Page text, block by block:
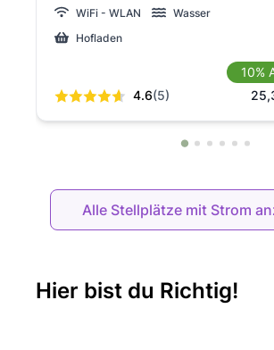
WiFi - WLAN
Wasser
Hofladen
4.6(5)
10%
Alle Stellplätze mit Strom
Hier bist du Richtig!